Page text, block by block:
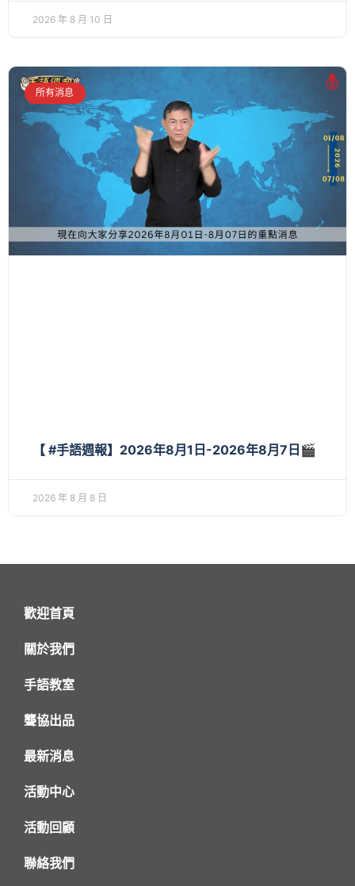
2026 年 8 月 10 日
所有消息
【 #手語週報】2026年8月1日-2026年8月7日🎬
2026 年 8 月 8 日
歡迎首頁
關於我們
手語教室
聾協出品
最新消息
活動中心
活動回顧
聯絡我們